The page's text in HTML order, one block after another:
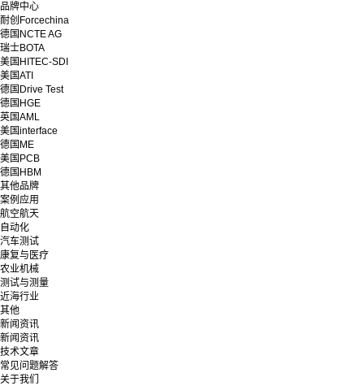
品牌中心
耐创Forcechina
德国NCTE AG
瑞士BOTA
美国HITEC-SDI
美国ATI
德国Drive Test
德国HGE
英国AML
美国interface
德国ME
美国PCB
德国HBM
其他品牌
案例应用
航空航天
自动化
汽车测试
康复与医疗
农业机械
测试与测量
近海行业
其他
新闻资讯
新闻资讯
技术文章
常见问题解答
关于我们